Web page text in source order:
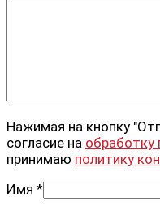
Нажимая на кнопку
согласие на обработку
принимаю политику
Имя *